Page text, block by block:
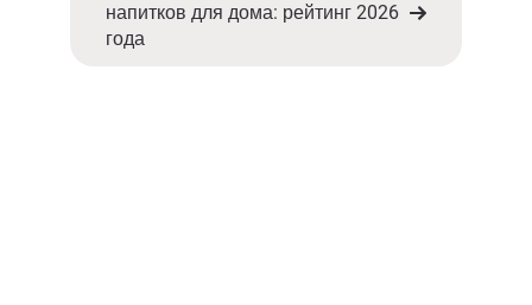
напитков для дома: рейтинг 2026
года